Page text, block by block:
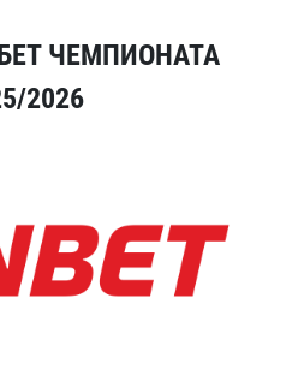
ЧЕМПИОНАТА
2026